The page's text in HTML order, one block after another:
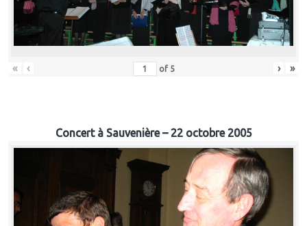
« ‹ of 5 › »
Concert à Sauvenière – 22 octobre 2005